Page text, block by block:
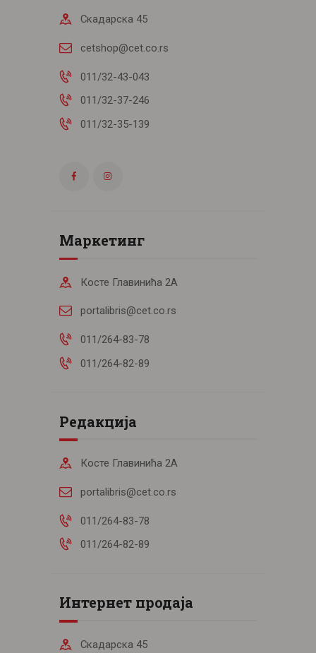
Скадарска 45
cetshop@cet.co.rs
011/32-43-043
011/32-37-246
011/32-35-139
Маркетинг
Косте Главинића 2А
portalibris@cet.co.rs
011/264-83-78
011/264-82-89
Редакција
Косте Главинића 2А
portalibris@cet.co.rs
011/264-83-78
011/264-82-89
Интернет продаја
Скадарска 45